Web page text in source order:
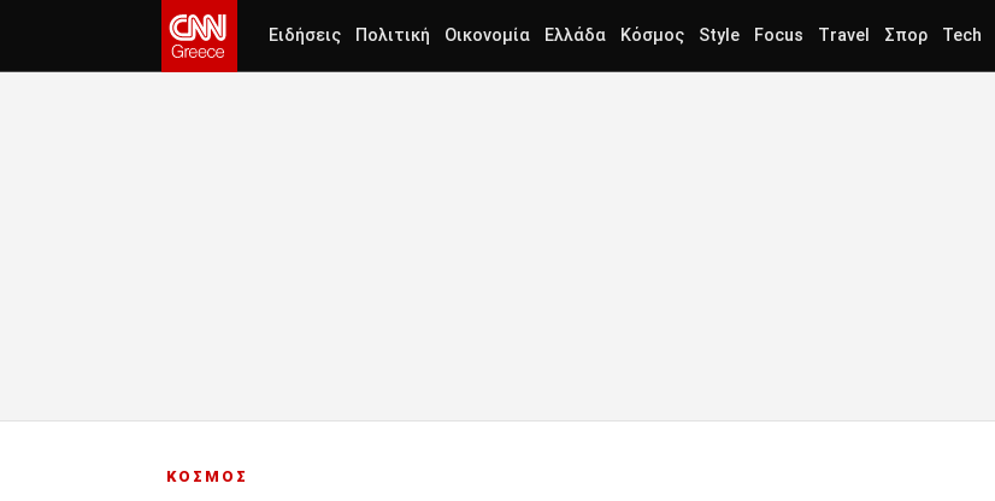
Ειδήσεις Πολιτική Οικονομία Ελλάδα Κόσμος Style Focus Travel Σπορ Tech
ΚΟΣΜΟΣ